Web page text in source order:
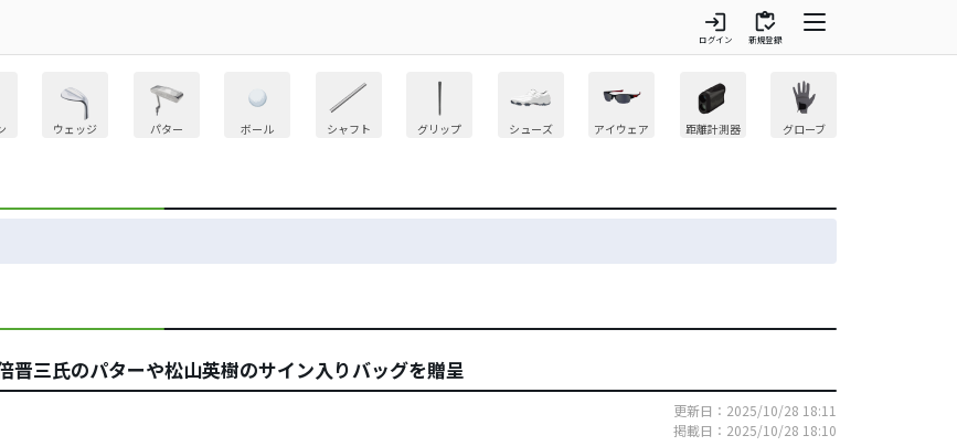
login
ログイン
inventory
新規登録
ウェッジ パター ボール シャフト グリップ シューズ アイウェア 距離計測器 グローブ
三氏のパターや松山英樹のサイン入りバッグを贈呈
更新日：2025/10/28 18:11
掲載日：2025/10/28 18:10